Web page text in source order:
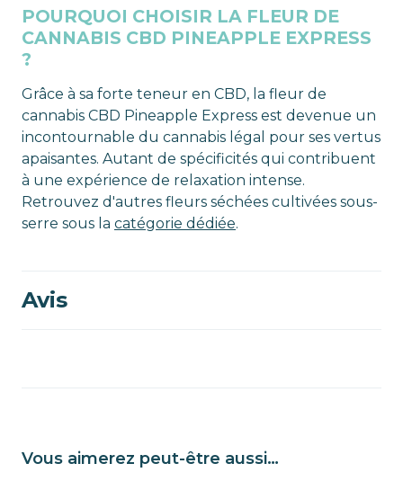
POURQUOI CHOISIR LA FLEUR DE
CANNABIS CBD PINEAPPLE EXPRESS
?
Grâce à sa forte teneur en CBD, la fleur de
cannabis CBD Pineapple Express est devenue un
incontournable du cannabis légal pour ses vertus
apaisantes. Autant de spécificités qui contribuent
à une expérience de relaxation intense.
Retrouvez d'autres fleurs séchées cultivées sous-
serre sous la catégorie dédiée.
Avis
Vous aimerez peut-être aussi…